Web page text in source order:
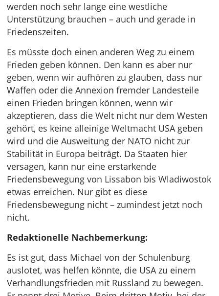
werden noch sehr lange eine westliche
Unterstützung brauchen – auch und gerade in
Friedenszeiten.
Es müsste doch einen anderen Weg zu einem
Frieden geben können. Den kann es aber nur
geben, wenn wir aufhören zu glauben, dass nur
Waffen oder die Annexion fremder Landesteile
einen Frieden bringen können, wenn wir
akzeptieren, dass die Welt nicht nur dem Westen
gehört, es keine alleinige Weltmacht USA geben
wird und die Ausweitung der NATO nicht zur
Stabilität in Europa beiträgt. Da Staaten hier
versagen, kann nur eine erstarkende
Friedensbewegung von Lissabon bis Wladiwostok
etwas erreichen. Nur gibt es diese
Friedensbewegung nicht – zumindest jetzt noch
nicht.
Redaktionelle Nachbemerkung:
Es ist gut, dass Michael von der Schulenburg
auslotet, was helfen könnte, die USA zu einem
Verhandlungsfrieden mit Russland zu bewegen.